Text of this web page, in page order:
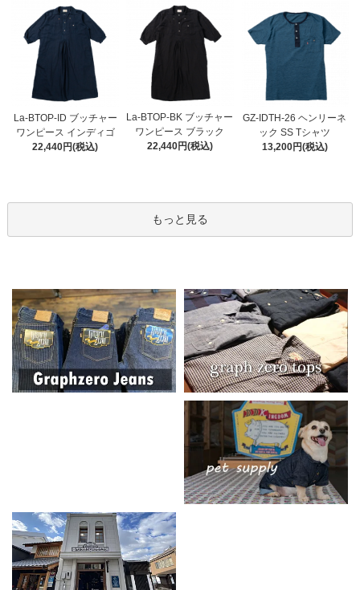
La-BTOP-ID ブッチャー
ワンピース インディゴ
22,440円(税込)
La-BTOP-BK ブッチャー
ワンピース ブラック
22,440円(税込)
GZ-IDTH-26 ヘンリーネ
ック SS Tシャツ
13,200円(税込)
もっと見る